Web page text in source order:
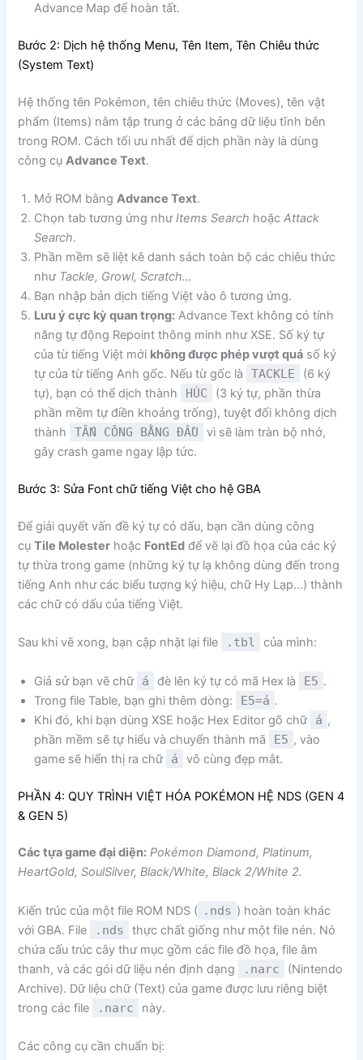
Advance Map để hoàn tất.
Bước 2: Dịch hệ thống Menu, Tên Item, Tên Chiêu thức
(System Text)
Hệ thống tên Pokémon, tên chiêu thức (Moves), tên vật
phẩm (Items) nằm tập trung ở các bảng dữ liệu tĩnh bên
trong ROM. Cách tối ưu nhất để dịch phần này là dùng
công cụAdvance Text.
Mở ROM bằngAdvance Text.
Chọn tab tương ứng nhưItems Search hoặcAttack
Search.
Phần mềm sẽ liệt kê danh sách toàn bộ các chiêu thức
như Tackle, Growl, Scratch…
Bạn nhập bản dịch tiếng Việt vào ô tương ứng.
Lưu ý cực kỳ quan trọng: Advance Text không có tính
năng tự động Repoint thông minh như XSE. Số ký tự
của từ tiếng Việt mới không được phép vượt quá số ký
tự của từ tiếng Anh gốc. Nếu từ gốc là
TACKLE
(6 ký
tự), bạn có thể dịch thành
HÚC
(3 ký tự, phần thừa
phần mềm tự điền khoảng trống), tuyệt đối không dịch
thành
TẤN CÔNG BẰNG ĐẦU
vì sẽ làm tràn bộ nhớ,
gây crash game ngay lập tức.
Bước 3: Sửa Font chữ tiếng Việt cho hệ GBA
Để giải quyết vấn đề ký tự có dấu, bạn cần dùng công
cụTile Molester hoặc FontEd để vẽ lại đồ họa của các ký
tự thừa trong game (những ký tự lạ không dùng đến trong
tiếng Anh như các biểu tượng ký hiệu, chữ Hy Lạp…) thành
các chữ có dấu của tiếng Việt.
Sau khi vẽ xong, bạn cập nhật lại file .tbl của mình:
Giả sử bạn vẽ chữ á đè lên ký tự có mã Hex là E5 .
Trong file Table, bạn ghi thêm dòng:
E5=á .
Khi đó, khi bạn dùng XSE hoặc Hex Editor gõ chữ á ,
phần mềm sẽ tự hiểu và chuyển thành mã
E5 , vào
game sẽ hiển thị ra chữ á vô cùng đẹp mắt.
PHẦN 4: QUY TRÌNH VIỆT HÓA POKÉMON HỆ NDS (GEN 4
& GEN 5)
Các tựa game đại diện: Pokémon Diamond, Platinum,
HeartGold, SoulSilver, Black/White, Black 2/White 2.
Kiến trúc của một file ROM NDS ( .nds ) hoàn toàn khác
với GBA. File
.nds
thực chất giống như một file nén. Nó
chứa cấu trúc cây thư mục gồm các file đồ họa, file âm
thanh, và các gói dữ liệu nén định dạng
.narc
(Nintendo
Archive). Dữ liệu chữ (Text) của game được lưu riêng biệt
trong các file
.narc này.
Các công cụ cần chuẩn bị: